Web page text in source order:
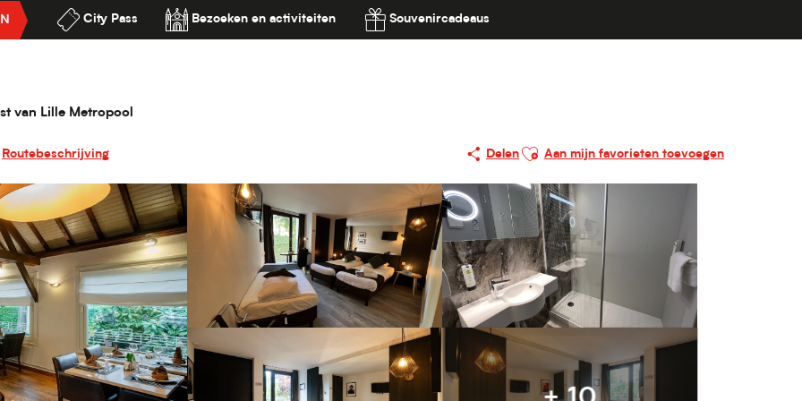
City Pass Bezoeken en activiteiten Souvenircadeaus
van Lille Metropool
des Acacias Lille Neuville-en-Ferrain
Routebeschrijving Delen
Ajouter aux favoris
Aan mijn favorieten toevoegen